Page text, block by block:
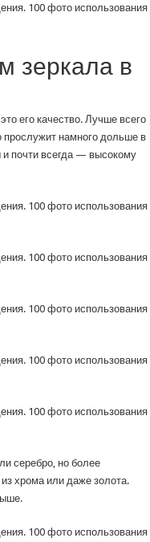
зеркала в
его качество. Лучше всего
прослужит намного дольше в
и почти всегда — высокому
серебро, но более
хрома или даже золота.